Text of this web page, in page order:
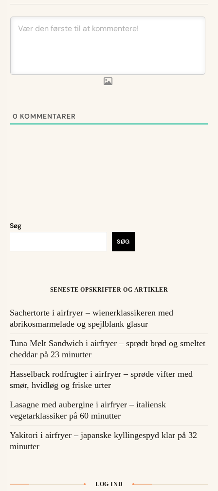
0 KOMMENTARER
Søg
SØG
SENESTE OPSKRIFTER OG ARTIKLER
Sachertorte i airfryer – wienerklassikeren med
abrikosmarmelade og spejlblank glasur
Tuna Melt Sandwich i airfryer – sprødt brød og smeltet
cheddar på 23 minutter
Hasselback rodfrugter i airfryer – sprøde vifter med
smør, hvidløg og friske urter
Lasagne med aubergine i airfryer – italiensk
vegetarklassiker på 60 minutter
Yakitori i airfryer – japanske kyllingespyd klar på 32
minutter
LOG IND